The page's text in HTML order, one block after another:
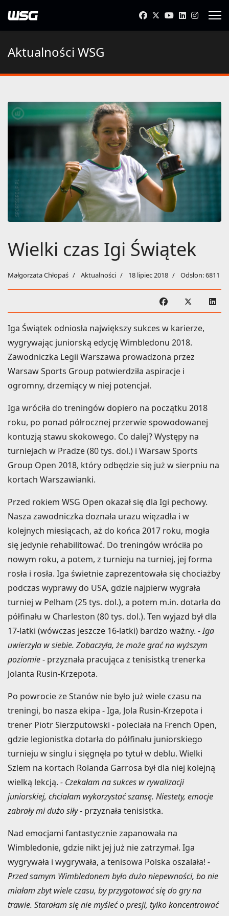
Aktualności WSG
Wielki czas Igi Świątek
Małgorzata Chłopaś Aktualności 18 lipiec 2018 Odsłon: 6811
Iga Świątek odniosła największy sukces w karierze,
wygrywając juniorską edycję Wimbledonu 2018.
Zawodniczka Legii Warszawa prowadzona przez
Warsaw Sports Group potwierdziła aspiracje i
ogromny, drzemiący w niej potencjał.
Iga wróciła do treningów dopiero na początku 2018
roku, po ponad półrocznej przerwie spowodowanej
kontuzją stawu skokowego. Co dalej? Występy na
turniejach w Pradze (80 tys. dol.) i Warsaw Sports
Group Open 2018, który odbędzie się już w sierpniu na
kortach Warszawianki.
Przed rokiem WSG Open okazał się dla Igi pechowy.
Nasza zawodniczka doznała urazu więzadła i w
kolejnych miesiącach, aż do końca 2017 roku, mogła
się jedynie rehabilitować. Do treningów wróciła po
nowym roku, a potem, z turnieju na turniej, jej forma
rosła i rosła. Iga świetnie zaprezentowała się chociażby
podczas wyprawy do USA, gdzie najpierw wygrała
turniej w Pelham (25 tys. dol.), a potem m.in. dotarła do
półfinału w Charleston (80 tys. dol.). Ten wyjazd był dla
17-latki (wówczas jeszcze 16-latki) bardzo ważny. - Iga
uwierzyła w siebie. Zobaczyła, że może grać na wyższym
poziomie- przyznała pracująca z tenisistką trenerka
Jolanta Rusin-Krzepota.
Po powrocie ze Stanów nie było już wiele czasu na
treningi, bo nasza ekipa - Iga, Jola Rusin-Krzepota i
trener Piotr Sierzputowski - poleciała na French Open,
gdzie legionistka dotarła do półfinału juniorskiego
turnieju w singlu i sięgnęła po tytuł w deblu. Wielki
Szlem na kortach Rolanda Garrosa był dla niej kolejną
wielką lekcją. - Czekałam na sukces w rywalizacji
juniorskiej, chciałam wykorzystać szansę. Niestety, emocje
zabrały mi dużo siły- przyznała tenisistka.
Nad emocjami fantastycznie zapanowała na
Wimbledonie, gdzie nikt jej już nie zatrzymał. Iga
wygrywała i wygrywała, a tenisowa Polska oszalała! -
Przed samym Wimbledonem było dużo niepewności, bo nie
miałam zbyt wiele czasu, by przygotować się do gry na
trawie. Starałam się nie myśleć o presji, tylko koncentrować